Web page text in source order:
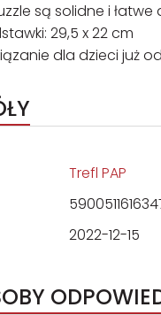
są solidne i
29,5 x 22 cm
dla dzieci już
Trefl PAP
2022-12-15